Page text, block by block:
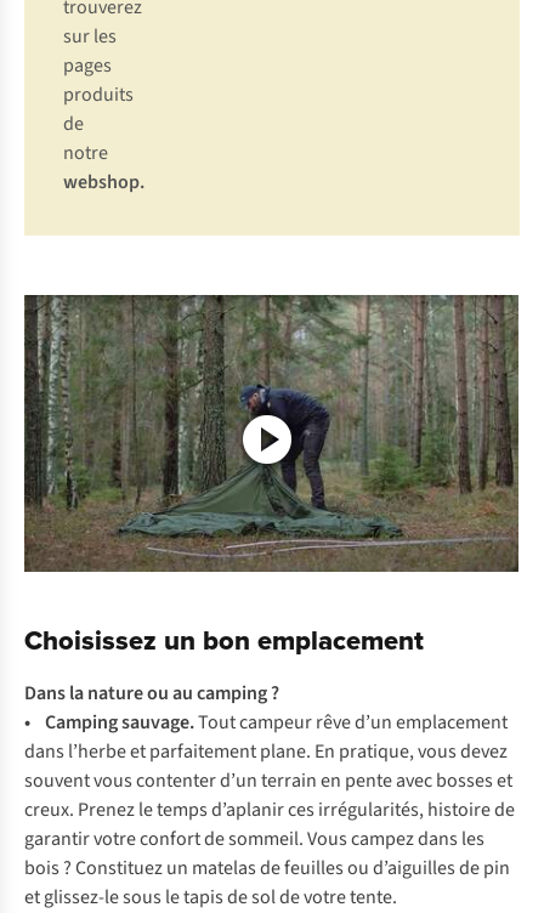
trouverez
sur les
pages
produits
de
notre
webshop.
Choisissez un bon emplacement
Dans la nature ou au camping ?
• Camping sauvage.Tout campeur rêve d’un emplacement
dans l’herbe et parfaitement plane. En pratique, vous devez
souvent vous contenter d’un terrain en pente avec bosses et
creux. Prenez le temps d’aplanir ces irrégularités, histoire de
garantir votre confort de sommeil. Vous campez dans les
bois ? Constituez un matelas de feuilles ou d’aiguilles de pin
et glissez-le sous le tapis de sol de votre tente.